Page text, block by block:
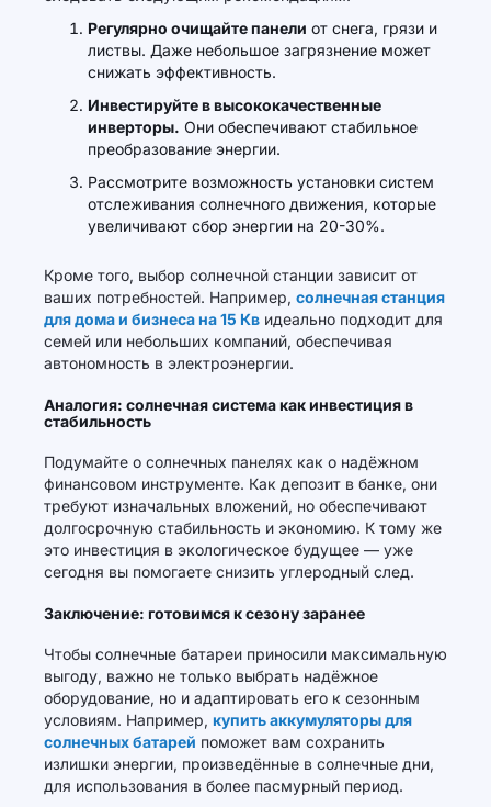
Регулярно очищайте панели от снега, грязи и
листвы. Даже небольшое загрязнение может
снижать эффективность.
Инвестируйте в высококачественные
инверторы. Они обеспечивают стабильное
преобразование энергии.
Рассмотрите возможность установки систем
отслеживания солнечного движения, которые
увеличивают сбор энергии на 20-30%.
Кроме того, выбор солнечной станции зависит от
ваших потребностей. Например, солнечная станция
для дома и бизнеса на 15 Кв идеально подходит для
семей или небольших компаний, обеспечивая
автономность в электроэнергии.
Аналогия: солнечная система как инвестиция в
стабильность
Подумайте о солнечных панелях как о надёжном
финансовом инструменте. Как депозит в банке, они
требуют изначальных вложений, но обеспечивают
долгосрочную стабильность и экономию. К тому же
это инвестиция в экологическое будущее — уже
сегодня вы помогаете снизить углеродный след.
Заключение: готовимся к сезону заранее
Чтобы солнечные батареи приносили максимальную
выгоду, важно не только выбрать надёжное
оборудование, но и адаптировать его к сезонным
условиям. Например, купить аккумуляторы для
солнечных батарей поможет вам сохранить
излишки энергии, произведённые в солнечные дни,
для использования в более пасмурный период.